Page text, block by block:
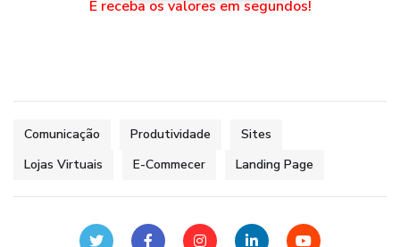
E receba os valores em segundos!
Comunicação Produtividade
Sites
Lojas Virtuais
E-Commecer Landing Page